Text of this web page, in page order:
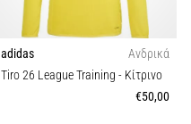
adidas
Ανδρικά
Tiro 26 League Training - Κίτρινο
€50,00